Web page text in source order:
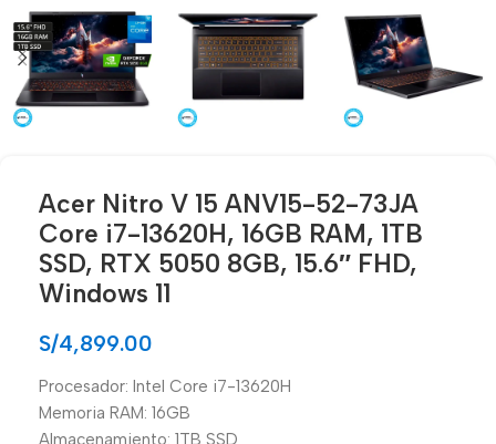
Acer Nitro V 15 ANV15-52-73JA
Core i7-13620H, 16GB RAM, 1TB
SSD, RTX 5050 8GB, 15.6″ FHD,
Windows 11
S/4,899.00
Procesador: Intel Core i7-13620H
Memoria RAM: 16GB
Almacenamiento: 1TB SSD